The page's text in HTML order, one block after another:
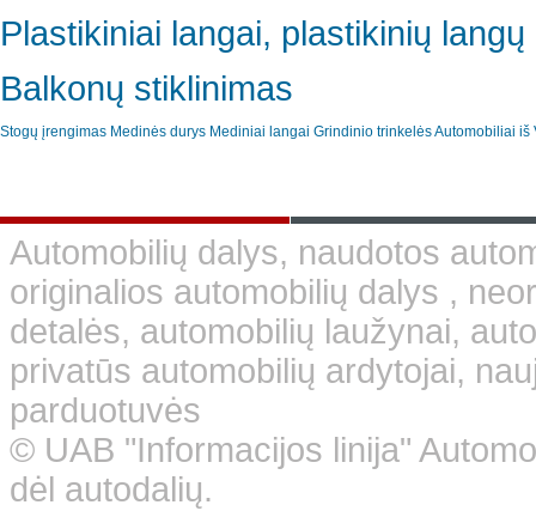
Plastikiniai langai, plastikinių
Balkonų stiklinimas
Stogų įrengimas Medinės durys Mediniai langai Grindinio trinkelėsAutomobiliai iš
Automobilių dalys, naudotos
originalios automobilių dalys ,
detalės, automobilių laužynai,
privatūs automobilių ardytojai,
parduotuvės
© UAB "Informacijos linija"
dėl autodalių.